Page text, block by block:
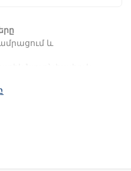
և
ճկման/ընդլայնման